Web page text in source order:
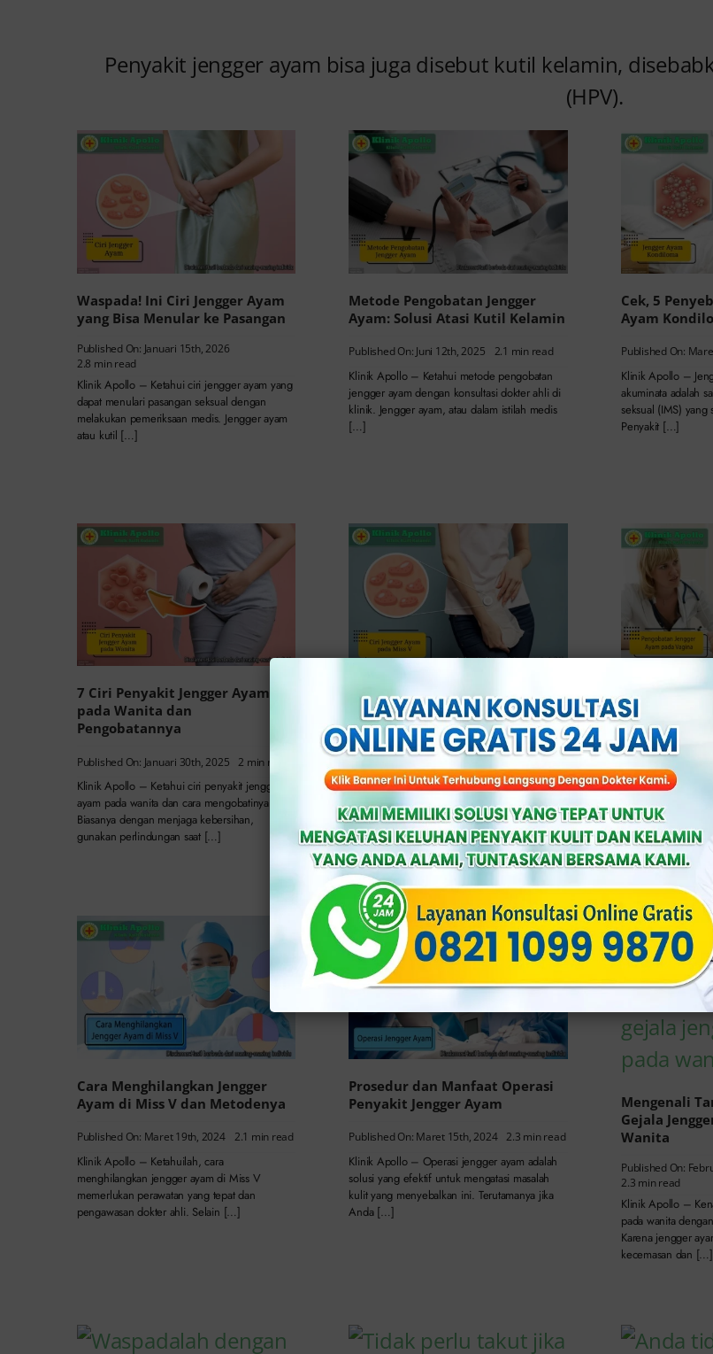
Penyakit jengger ayam bisa juga disebut kutil kelamin,
(HPV).
Waspada! Ini Ciri Jengger Ayam
yang Bisa Menular ke Pasangan
Published On: Januari 15th, 2026
2.8 min read
Klinik Apollo – Ketahui ciri jengger ayam yang
dapat menulari pasangan seksual dengan
melakukan pemeriksaan medis. Jengger ayam
atau kutil […]
Metode Pengobatan Jengger
Ayam: Solusi Atasi Kutil Kelamin
Published On: Juni 12th, 2025 2.1 min read
Klinik Apollo – Ketahui metode pengobatan
jengger ayam dengan konsultasi dokter ahli di
klinik. Jengger ayam, atau dalam istilah medis
[…]
Cek, 5
Ayam
Published On:
Klinik Apollo –
akuminata adalah
seksual (IMS)
Penyakit […]
7 Ciri Penyakit Jengger Ayam
pada Wanita dan
Pengobatannya
Published On: Januari 30th, 2025 2 min read
Klinik Apollo – Ketahui ciri penyakit jengger
ayam pada wanita dan cara mengobatinya.
Biasanya dengan menjaga kebersihan,
gunakan perlindungan saat […]
Inilah 7 Ciri Jengger Ayam pada
Miss V yang Harus Dioperasi
Published On: Januari 7th, 2025 2.5 min read
Klinik Apollo – Kesehatan area intim wanita
merupakan hal yang sangat penting untuk
dijaga. Sebelum pengobatan, kenali ciri
jengger ayam […]
Ketahui,
Jengger
Disini
Published On:
2.5 min read
Klinik Apollo
vagina dengan
mencegah
penyebaran
Cara Menghilangkan Jengger
Ayam di Miss V dan Metodenya
Published On: Maret 19th, 2024 2.1 min read
Klinik Apollo – Ketahuilah, cara
menghilangkan jengger ayam di Miss V
memerlukan perawatan yang tepat dan
pengawasan dokter ahli. Selain […]
Prosedur dan Manfaat Operasi
Penyakit Jengger Ayam
Published On: Maret 15th, 2024 2.3 min read
Klinik Apollo – Operasi jengger ayam adalah
solusi yang efektif untuk mengatasi masalah
kulit yang menyebalkan ini. Terutamanya jika
Anda […]
Mengenali
Gejala
Wanita
Published On:
2.3 min read
Klinik Apollo –
pada wanita
Karena jengger
kecemasan dan […]